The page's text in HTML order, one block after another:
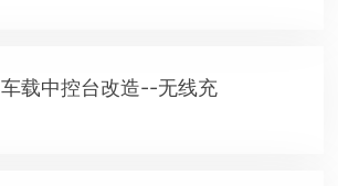
车载中控台改造--无线充